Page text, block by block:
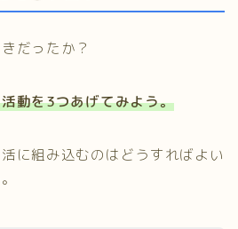
だったか？
動を3つあげてみよう。
に組み込むのはどうすればよい